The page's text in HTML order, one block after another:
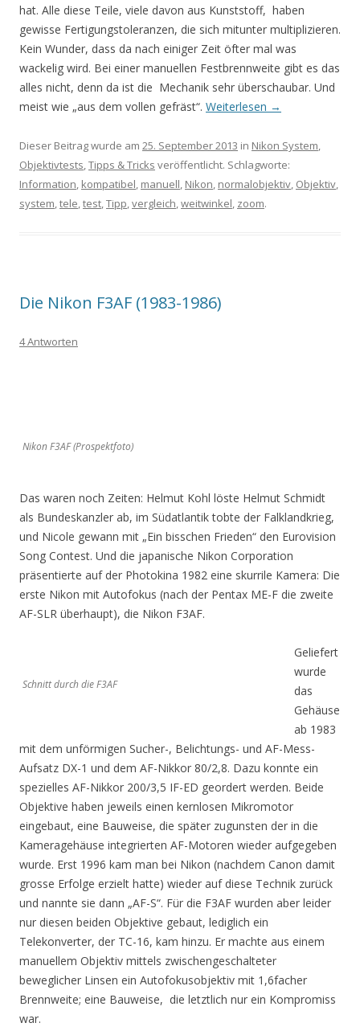
hat. Alle diese Teile, viele davon aus Kunststoff, haben
gewisse Fertigungstoleranzen, die sich mitunter multiplizieren.
Kein Wunder, dass da nach einiger Zeit öfter mal was
wackelig wird. Bei einer manuellen Festbrennweite gibt es das
alles nicht, denn da ist die Mechanik sehr überschaubar. Und
meist wie „aus dem vollen gefräst“. Weiterlesen →
Dieser Beitrag wurde am 25. September 2013 in Nikon System,
Objektivtests,Tipps & Tricks veröffentlicht. Schlagworte:
Information, kompatibel, manuell, Nikon, normalobjektiv, Objektiv,
system,tele,test,Tipp,vergleich,weitwinkel, zoom.
Die Nikon F3AF (1983-1986)
4 Antworten
Nikon F3AF (Prospektfoto)
Das waren noch Zeiten: Helmut Kohl löste Helmut Schmidt
als Bundeskanzler ab, im Südatlantik tobte der Falklandkrieg,
und Nicole gewann mit „Ein bisschen Frieden“ den Eurovision
Song Contest. Und die japanische Nikon Corporation
präsentierte auf der Photokina 1982 eine skurrile Kamera: Die
erste Nikon mit Autofokus (nach der Pentax ME-F die zweite
AF-SLR überhaupt), die Nikon F3AF.
Schnitt durch die F3AF
Geliefert
wurde
das
Gehäuse
ab 1983
mit dem unförmigen Sucher-, Belichtungs- und AF-Mess-
Aufsatz DX-1 und dem AF-Nikkor 80/2,8. Dazu konnte ein
spezielles AF-Nikkor 200/3,5 IF-ED geordert werden. Beide
Objektive haben jeweils einen kernlosen Mikromotor
eingebaut, eine Bauweise, die später zugunsten der in die
Kameragehäuse integrierten AF-Motoren wieder aufgegeben
wurde. Erst 1996 kam man bei Nikon (nachdem Canon damit
grosse Erfolge erzielt hatte) wieder auf diese Technik zurück
und nannte sie dann „AF-S“. Für die F3AF wurden aber leider
nur diesen beiden Objektive gebaut, lediglich ein
Telekonverter, der TC-16, kam hinzu. Er machte aus einem
manuellem Objektiv mittels zwischengeschalteter
beweglicher Linsen ein Autofokusobjektiv mit 1,6facher
Brennweite; eine Bauweise, die letztlich nur ein Kompromiss
war.